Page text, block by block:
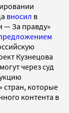
вносил в
— За правду»
Кузнецова
через суд
стран, которые
контента в